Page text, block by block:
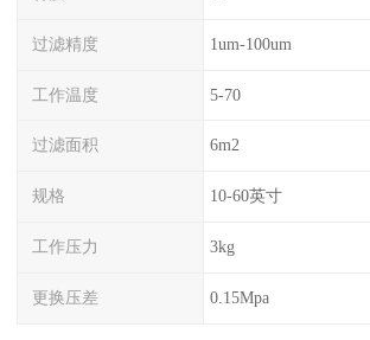
过滤精度 1um-100um
工作温度 5-70
过滤面积 6m2
规格 10-60英寸
工作压力 3kg
更换压差 0.15Mpa